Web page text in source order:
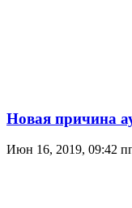
Новая причина
Июн 16, 2019, 09:42